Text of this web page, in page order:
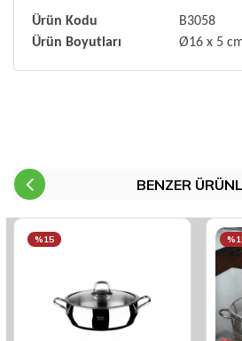
Ürün Kodu
B3058
Ürün Boyutları
Ø16 x 5
BENZER
%15